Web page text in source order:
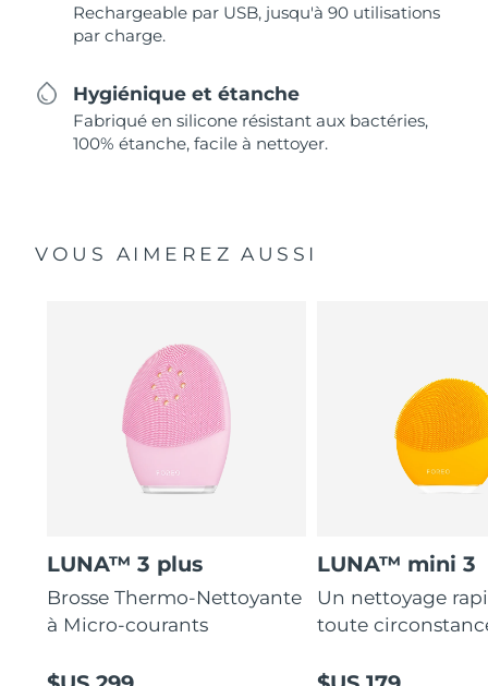
Rechargeable par USB, jusqu'à 90 utilisations
par charge.
Hygiénique et étanche
Fabriqué en silicone résistant aux bactéries,
100% étanche, facile à nettoyer.
VOUS AIMEREZ AUSSI
LUNA™ 3 plus
Brosse Thermo-Nettoyante
à Micro-courants
LUNA™ mini 3
Un nettoyage
toute